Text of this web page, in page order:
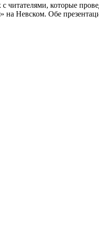
читателями, которые
на Невском. Обе